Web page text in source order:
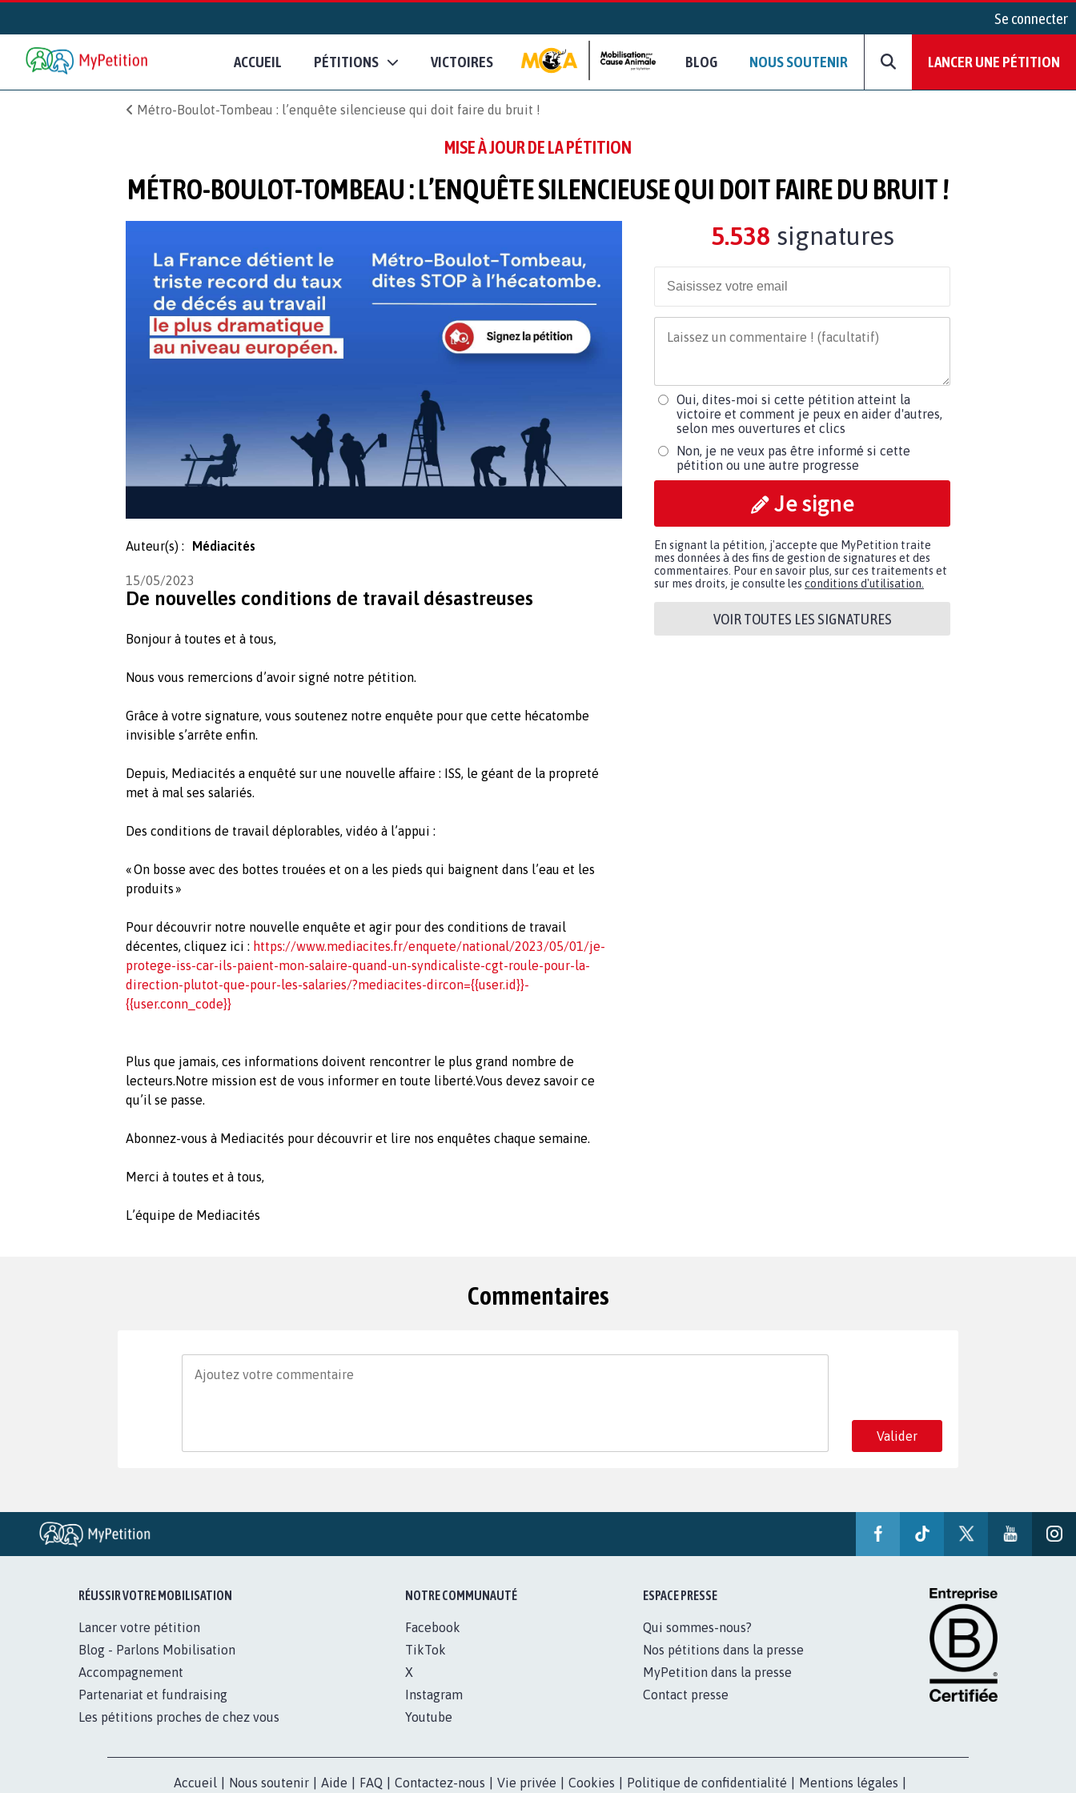
Se connecter
ACCUEIL PÉTITIONS VICTOIRES BLOG NOUS SOUTENIR LANCER UNE PÉTITION
Métro-Boulot-Tombeau : l’enquête silencieuse qui doit faire du bruit !
MISE À JOUR DE LA PÉTITION
MÉTRO-BOULOT-TOMBEAU : L’ENQUÊTE SILENCIEUSE QUI DOIT FAIRE DU BRUIT !
Auteur(s) : Médiacités
15/05/2023
De nouvelles conditions de travail désastreuses
Bonjour à toutes et à tous,
Nous vous remercions d’avoir signé notre pétition.
Grâce à votre signature, vous soutenez notre enquête pour que cette hécatombe
invisible s’arrête enfin.
Depuis, Mediacités a enquêté sur une nouvelle affaire : ISS, le géant de la propreté
met à mal ses salariés.
Des conditions de travail déplorables, vidéo à l’appui :
« On bosse avec des bottes trouées et on a les pieds qui baignent dans l’eau et les
produits »
Pour découvrir notre nouvelle enquête et agir pour des conditions de travail
décentes, cliquez ici : https://www.mediacites.fr/enquete/national/2023/05/01/je-
protege-iss-car-ils-paient-mon-salaire-quand-un-syndicaliste-cgt-roule-pour-la-
direction-plutot-que-pour-les-salaries/?mediacites-dircon={{user.id}}-
{{user.conn_code}}
Plus que jamais, ces informations doivent rencontrer le plus grand nombre de
lecteurs.Notre mission est de vous informer en toute liberté.Vous devez savoir ce
qu’il se passe.
Abonnez-vous à Mediacités pour découvrir et lire nos enquêtes chaque semaine.
Merci à toutes et à tous,
L’équipe de Mediacités
5.538 signatures
Oui, dites-moi si cette pétition atteint la
victoire et comment je peux en aider d'autres,
selon mes ouvertures et clics
Non, je ne veux pas être informé si cette
pétition ou une autre progresse
Je signe
En signant la pétition, j'accepte que MyPetition traite
mes données à des fins de gestion de signatures et des
commentaires. Pour en savoir plus, sur ces traitements et
sur mes droits, je consulte les conditions d'utilisation.
VOIR TOUTES LES SIGNATURES
Commentaires
Valider
RÉUSSIR VOTRE MOBILISATION
Lancer votre pétition
Blog - Parlons Mobilisation
Accompagnement
Partenariat et fundraising
Les pétitions proches de chez vous
NOTRE COMMUNAUTÉ
Facebook
TikTok
X
Instagram
Youtube
ESPACE PRESSE
Qui sommes-nous?
Nos pétitions dans la presse
MyPetition dans la presse
Contact presse
Accueil Nous soutenir Aide FAQ Contactez-nous Vie privée Cookies Politique de confidentialité Mentions légales